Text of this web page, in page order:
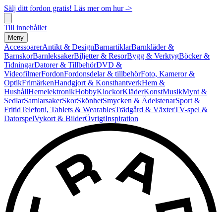
Sälj ditt fordon gratis! Läs mer om hur ->
Till innehållet
Meny
AccessoarerAntikt & DesignBarnartiklarBarnkläder &
BarnskorBarnleksakerBiljetter & ResorBygg & VerktygBöcker &
TidningarDatorer & TillbehörDVD &
VideofilmerFordonFordonsdelar & tillbehörFoto, Kameror &
OptikFrimärkenHandgjort & KonsthantverkHem &
HushållHemelektronikHobbyKlockorKläderKonstMusikMynt &
SedlarSamlarsakerSkorSkönhetSmycken & ÄdelstenarSport &
FritidTelefoni, Tablets & WearablesTrädgård & VäxterTV-spel &
DatorspelVykort & BilderÖvrigtInspiration